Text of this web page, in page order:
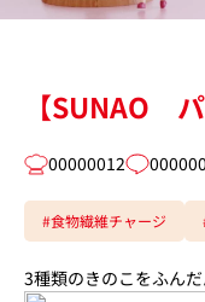
【SUNAO
00000012
#食物繊維チャージ
3種類のきのこをふん